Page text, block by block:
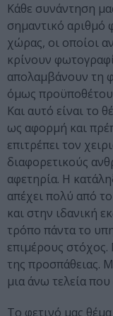
Κάθε συνάντηση
σημαντικό
χώρας, οι οποίοι
κρίνουν
απολαμβάνουν τη
όμως
Και αυτό είναι το
ως αφορμή και
επιτρέπει τον
διαφορετικούς
αφετηρία. Η
απέχει πολύ από
και στην ιδανική
τρόπο πάντα το
επιμέρους στόχος.
της προσπάθειας.
μια άνω τελεία
Το φετινό μας